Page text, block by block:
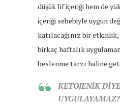
düşük lif içeriği hem de
içeriği sebebiyle uygun
katılacağınız bir
birkaç haftalık
beslenme tarzı haline
KETOJENİK
UYGULAYAMAZ?